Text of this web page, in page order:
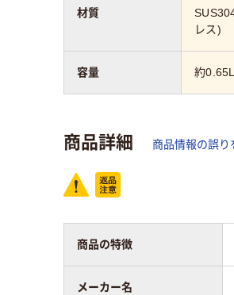
レス)
約0.65L
材質
容量
商品詳細 商品情報の誤り
商品の特徴
メーカー名